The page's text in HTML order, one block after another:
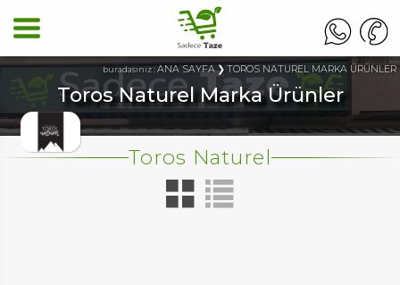
buradasınız :ANA SAYFA TOROS NATUREL MARKA ÜRÜNLER
Toros Naturel Marka Ürünler
Toros Naturel